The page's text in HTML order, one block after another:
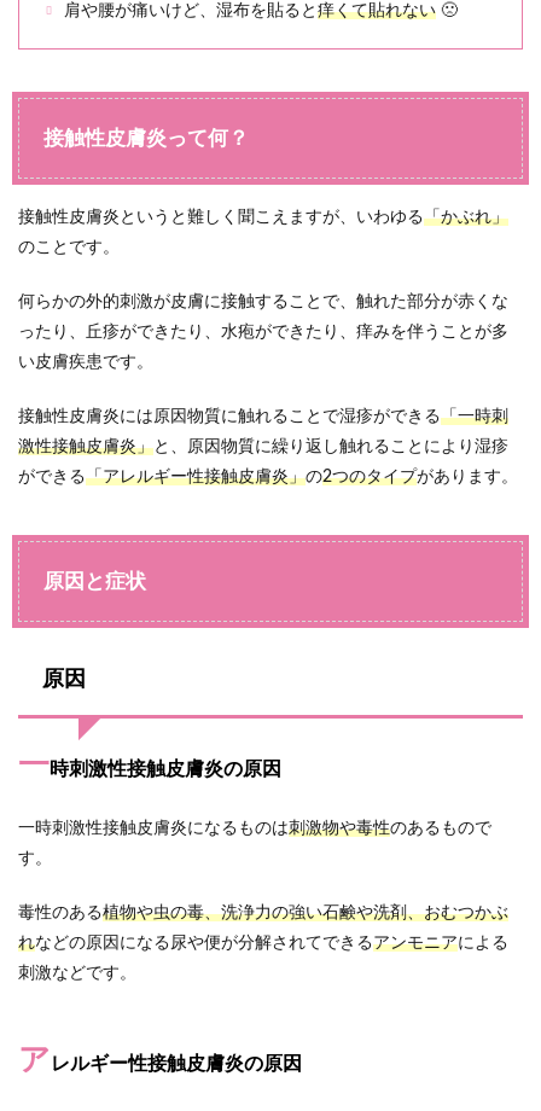
肩や腰が痛いけど、湿布を貼ると 痒くて貼れない 🙁
接触性皮膚炎って何？
接触性皮膚炎というと難しく聞こえますが、いわゆる「かぶれ」
のことです。
何らかの外的刺激が皮膚に接触することで、触れた部分が赤くな
ったり、丘疹ができたり、水疱ができたり、痒みを伴うことが多
い皮膚疾患です。
接触性皮膚炎には原因物質に触れることで湿疹ができる「一時刺
激性接触皮膚炎」と、原因物質に繰り返し触れることにより湿疹
ができる「アレルギー性接触皮膚炎」の2つのタイプがあります。
原因と症状
原因
一時刺激性接触皮膚炎の原因
一時刺激性接触皮膚炎になるものは刺激物や毒性のあるもので
す。
毒性のある植物や虫の毒、洗浄力の強い石鹸や洗剤、おむつかぶ
れなどの原因になる尿や便が分解されてできるアンモニアによる
刺激などです。
ア レルギー性接触皮膚炎の原因